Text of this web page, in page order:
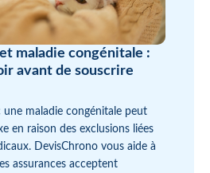
maladie congénitale :
avant de souscrire
une maladie congénitale peut
en raison des exclusions liées
DevisChrono vous aide à
assurances acceptent